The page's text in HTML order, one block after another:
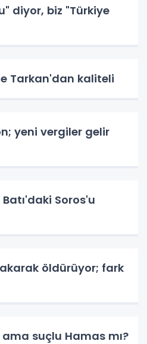
diyor, biz "Türkiye
Tarkan'dan kaliteli
yeni vergiler gelir
Soros'u
öldürüyor; fark
suçlu Hamas mı?